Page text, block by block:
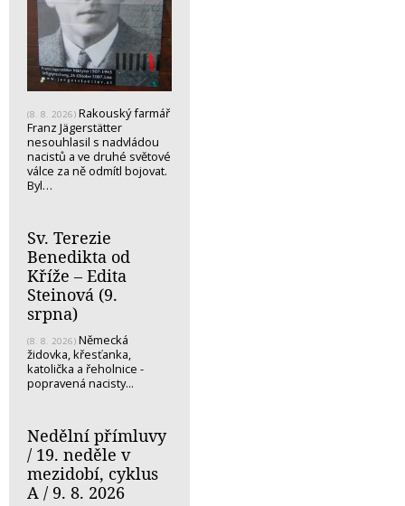
(8. 8. 2026) Rakouský farmář
Franz Jägerstätter
nesouhlasil s nadvládou
nacistů a ve druhé světové
válce za ně odmítl bojovat.
Byl…
Sv. Terezie
Benedikta od
Kříže – Edita
Steinová (9.
srpna)
(8. 8. 2026) Německá
židovka, křesťanka,
katolička a řeholnice -
popravená nacisty...
Nedělní přímluvy
/ 19. neděle v
mezidobí, cyklus
A / 9. 8. 2026